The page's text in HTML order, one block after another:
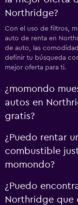
Northridge?
Con el uso de filtros,
auto de renta en
de auto, las
definir tu búsqueda
mejor oferta para ti.
¿momondo
autos en
gratis?
¿Puedo rentar
combustible
momondo?
¿Puedo
Northridge que